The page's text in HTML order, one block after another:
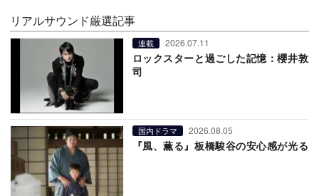
リアルサウンド厳選記事
連載 2026.07.11
ロックスターと過ごした記憶：櫻井敦
司
国内ドラマ 2026.08.05
『風、薫る』板橋駿谷の安心感が光る